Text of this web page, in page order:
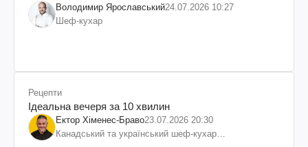
Володимир Ярославський24.07.2026 10:27
Шеф-кухар
Рецепти
Ідеальна вечеря за 10 хвилин
Ектор Хіменес-Браво23.07.2026 20:30
Канадський та український шеф-кухар